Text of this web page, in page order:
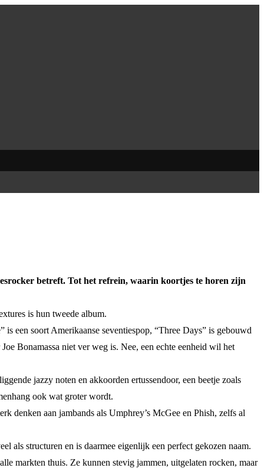
betreft. Tot het refrein, waarin koortjes te horen zijn
is hun tweede album.
een soort Amerikaanse seventiespop, “Three Days” is gebouwd
Bonamassa niet ver weg is. Nee, een echte eenheid wil het
jazzy noten en akkoorden ertussendoor, een beetje zoals
ook wat groter wordt.
denken aan jambands als Umphrey’s McGee en Phish, zelfs al
als structuren en is daarmee eigenlijk een perfect gekozen naam.
markten thuis. Ze kunnen stevig jammen, uitgelaten rocken, maar